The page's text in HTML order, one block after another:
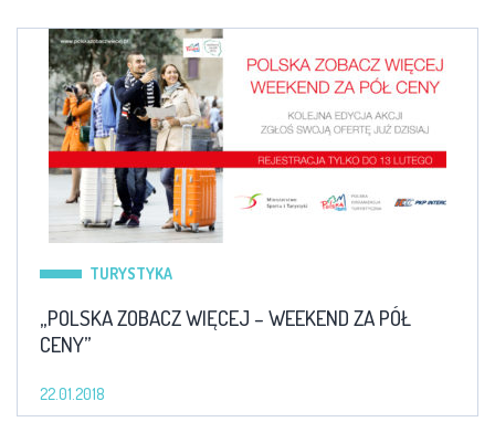
TURYSTYKA
„POLSKA ZOBACZ WIĘCEJ – WEEKEND ZA PÓŁ
CENY”
22.01.2018